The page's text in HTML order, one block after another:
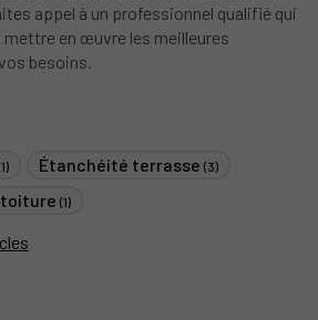
Étanchéité terrasse(3)
(1)
appel à un professionnel qualifié qui
en œuvre les meilleures
besoins.